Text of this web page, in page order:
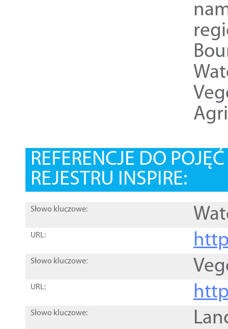
REFERENCJE DO
REJESTRU INSPIRE:
Słowo kluczowe:
URL:
Słowo kluczowe:
URL:
Słowo kluczowe: